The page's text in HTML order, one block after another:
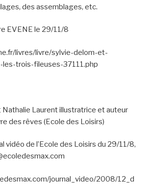
des assemblages, etc.
EVENE le 29/11/8
livres/livre/sylvie-delom-et-
les-trois-fileuses-37111.php
Nathalie Laurent illustratrice et auteur
des rêves (Ecole des Loisirs)
vidéo de l’Ecole des Loisirs du 29/11/8,
journal_video/2008/12_d